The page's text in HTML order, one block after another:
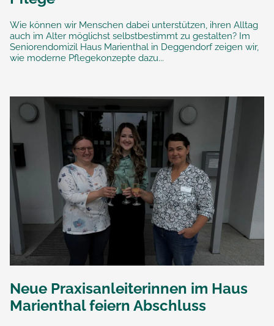
Wie können wir Menschen dabei unterstützen, ihren Alltag
auch im Alter möglichst selbstbestimmt zu gestalten? Im
Seniorendomizil Haus Marienthal in Deggendorf zeigen wir,
wie moderne Pflegekonzepte dazu...
Neue Praxisanleiterinnen im Haus
Marienthal feiern Abschluss